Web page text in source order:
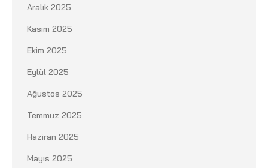
Aralık 2025
Kasım 2025
Ekim 2025
Eylül 2025
Ağustos 2025
Temmuz 2025
Haziran 2025
Mayıs 2025